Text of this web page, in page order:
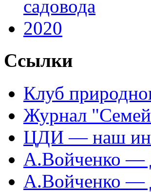
Ссылки
Клуб
Журнал
ЦДИ — наш
А.Войченко —
А.Войченко —